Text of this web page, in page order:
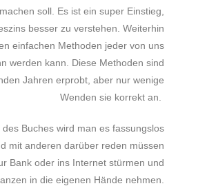
soll. Es ist ein super Einstieg,
besser zu verstehen. Weiterhin
einfachen Methoden jeder von uns
werden kann. Diese Methoden sind
Jahren erprobt, aber nur wenige
Wenden sie korrekt an.
Buches wird man es fassungslos
mit anderen darüber reden müssen
Bank oder ins Internet stürmen und
in die eigenen Hände nehmen.